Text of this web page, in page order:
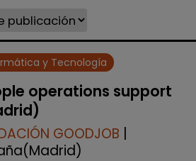
y Tecnología
operations support
GOODJOB |